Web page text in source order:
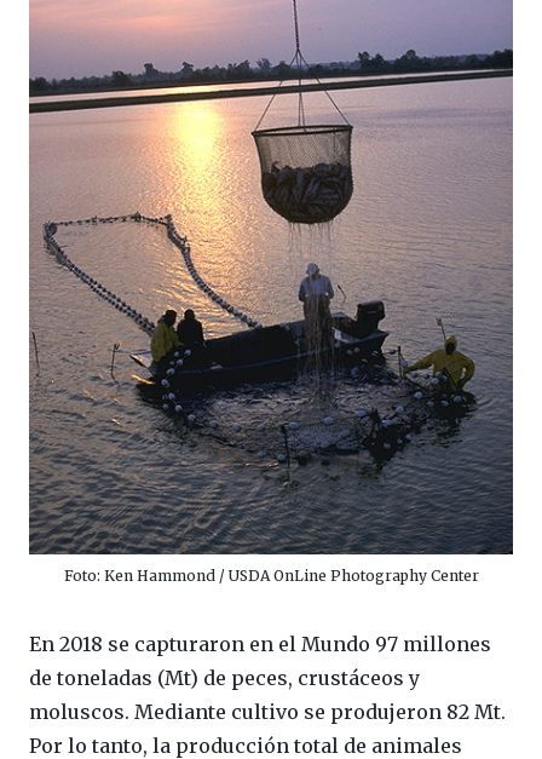
Foto: Ken Hammond / USDA OnLine Photography Center
En 2018 se capturaron en el Mundo 97 millones
de toneladas (Mt) de peces, crustáceos y
moluscos. Mediante cultivo se produjeron 82 Mt.
Por lo tanto, la producción total de animales